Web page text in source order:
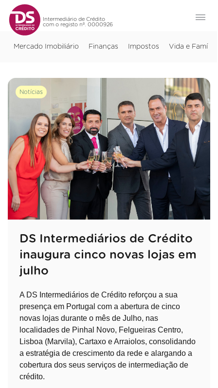
Intermediário de Crédito
com o registo nº. 0000926
Mercado Imobiliário Finanças Impostos Vida e Família
Notícias
DS Intermediários de Crédito
inaugura cinco novas lojas em
julho
A DS Intermediários de Crédito reforçou a sua
presença em Portugal com a abertura de cinco
novas lojas durante o mês de Julho, nas
localidades de Pinhal Novo, Felgueiras Centro,
Lisboa (Marvila), Cartaxo e Arraiolos, consolidando
a estratégia de crescimento da rede e alargando a
cobertura dos seus serviços de intermediação de
crédito.